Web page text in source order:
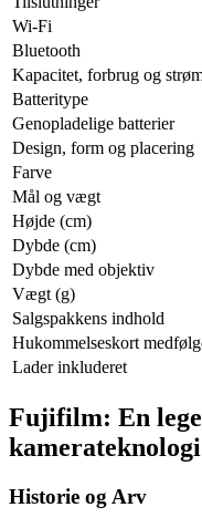
Wi-Fi
Bluetooth
Kapacitet, forbrug og
Batteritype
Genopladelige batterier
Design, form og placering
Farve
Mål og vægt
Højde (cm)
Dybde (cm)
Dybde med objektiv
Vægt (g)
Salgspakkens indhold
Hukommelseskort
Lader inkluderet
Fujifilm: En
kamerateknologi
Historie og Arv